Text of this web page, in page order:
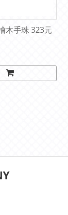
木手珠 323元